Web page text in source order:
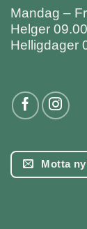
Mandag –
Helger
Helligdager
Motta